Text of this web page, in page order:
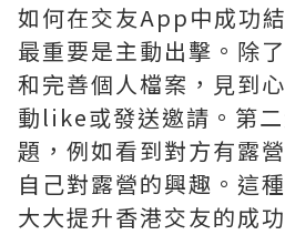
如何在交友App中成功
最重要是主動出擊。除
和完善個人檔案，見到
動like或發送邀請。第
題，例如看到對方有露
自己對露營的興趣。這
大大提升香港交友的成功